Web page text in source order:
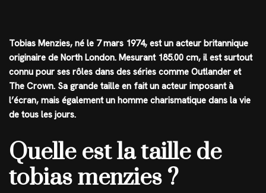
Tobias Menzies, né le 7 mars 1974, est un acteur britannique
originaire de North London. Mesurant 185.00 cm, il est surtout
connu pour ses rôles dans des séries comme Outlander et
The Crown. Sa grande taille en fait un acteur imposant à
l’écran, mais également un homme charismatique dans la vie
de tous les jours.
Quelle est la taille de
tobias menzies ?